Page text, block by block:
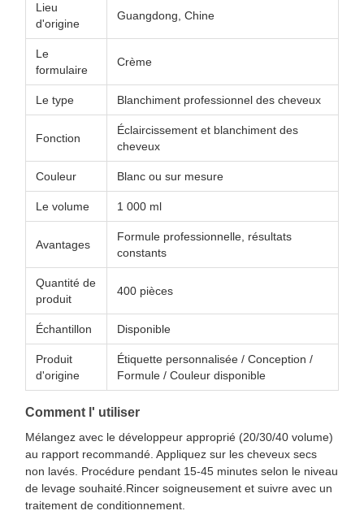
Lieu
d'origine
Guangdong, Chine
Le
formulaire
Crème
Le type Blanchiment professionnel des cheveux
Fonction
Éclaircissement et blanchiment des
cheveux
Couleur Blanc ou sur mesure
Le volume 1 000 ml
Avantages
Formule professionnelle, résultats
constants
Quantité de
produit
400 pièces
Échantillon Disponible
Produit
d'origine
Étiquette personnalisée / Conception /
Formule / Couleur disponible
Comment l' utiliser
Mélangez avec le développeur approprié (20/30/40 volume)
au rapport recommandé. Appliquez sur les cheveux secs
non lavés. Procédure pendant 15-45 minutes selon le niveau
de levage souhaité.Rincer soigneusement et suivre avec un
traitement de conditionnement.